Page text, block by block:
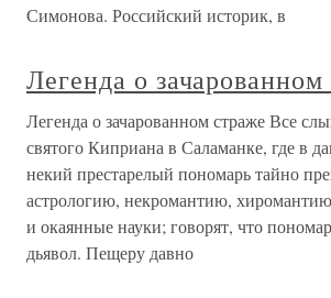
Симонова. Российский историк, в
Легенда о
Легенда о зачарованном страже Все
святого Киприана в Саламанке, где в
некий престарелый пономарь тайно
астрологию, некромантию,
и окаянные науки; говорят, что
дьявол. Пещеру давно